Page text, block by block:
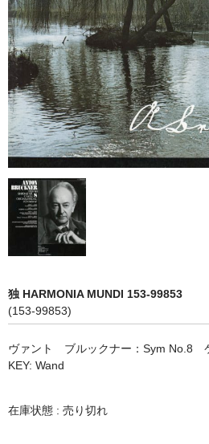
合唱
オペラ
歌曲
古楽曲
CD&BOOK
PICK UP
ABOUT
NEWS
独 HARMONIA MUNDI 153-99853
(153-99853)
ヴァント ブルックナー：Sym
KEY: Wand
在庫状態 : 売り切れ